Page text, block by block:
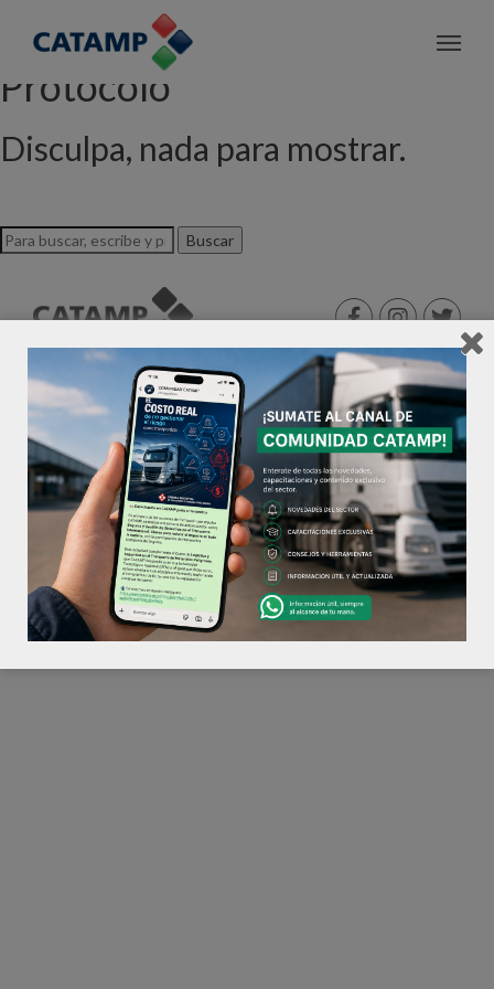
Archivo de etiquetas:
Protocolo
Disculpa, nada para mostrar.
Buscar
©2026 CATAMP®. Todos los derechos reservados